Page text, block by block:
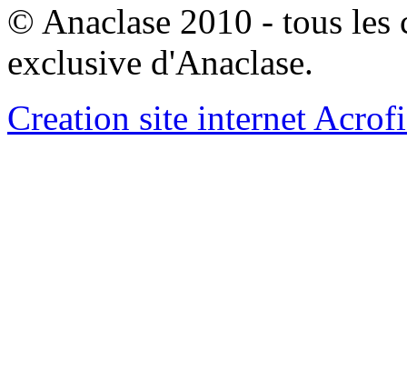
© Anaclase 2010 - tous les
exclusive d'Anaclase.
Creation site internet